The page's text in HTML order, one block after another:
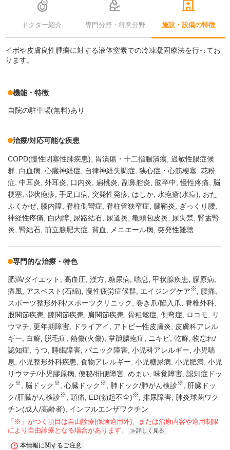
ドクター紹介 専門分野・得意分野 施設・設備の特徴
イボや皮膚良性腫瘍に対する液体窒素での冷凍凝固療法を行ってお
ります。
機能・特徴
自院の駐車場(無料)あり
治療/対応可能な疾患
COPD(慢性閉塞性肺疾患) 胃潰瘍・十二指腸潰瘍 過敏性腸症候
群 白血病 心臓神経症 自律神経失調症 狭心症・心筋梗塞 花粉
症 中耳炎 外耳炎 口内炎 扁桃炎 副鼻腔炎 脳卒中 慢性疼痛
脳
梗塞 帯状疱疹 手足口病 突発性発疹 はしか 水疱瘡(水痘)
おた
ふくかぜ 膝内障 脊柱側彎症 脊柱管狭窄症 腱鞘炎
ぎっくり腰
神経性疼痛
白内障 尿路結石 尿道炎 亀頭包皮炎 尿失禁 腎盂腎
炎 腎結石 前立腺肥大症 貧血 メニエール病 突発性難聴
専門的な治療・特色
肥満/ダイエット 高血圧 漢方 糖尿病 喘息 甲状腺疾患
膠原病
痛風 アスベスト(石綿) 慢性疲労症候群 エイジングケア※
腰痛
スポーツ整形外科/スポーツクリニック
巻き爪/陥入爪
脊椎外科
股関節疾患
膝関節疾患 肩関節疾患 骨粗鬆症 側弯症 ロコモ
リ
ウマチ 更年期障害 ドライアイ アトピー性皮膚炎
皮膚科アレル
ギー
白癬 脱毛症 熱傷(火傷) 掌蹠膿疱症 ニキビ 乾癬 物忘れ/
認知症
うつ 睡眠障害 パニック障害 小児科アレルギー 小児喘
息
小児整形外科疾患 食物アレルギー 小児糖尿病 小児肥満 小児
リウマチ/小児膠原病 便秘/排便障害 めまい 味覚障害 認知症ドッ
ク ※ 脳ドック ※ 心臓ドック ※ 肺ドック/肺がん検診※
肝臓ドッ
ク/肝臓がん検診※ 頭痛 ED(勃起不全)※ 排尿障害 肺炎球菌ワク
チン(成人/高齢者)
インフルエンザワクチン
「※」がつく項目は自由診療(保険適用外)、または治療内容や適用制限
により自由診療となる場合があります。
詳しく見る
本情報に関するご注意